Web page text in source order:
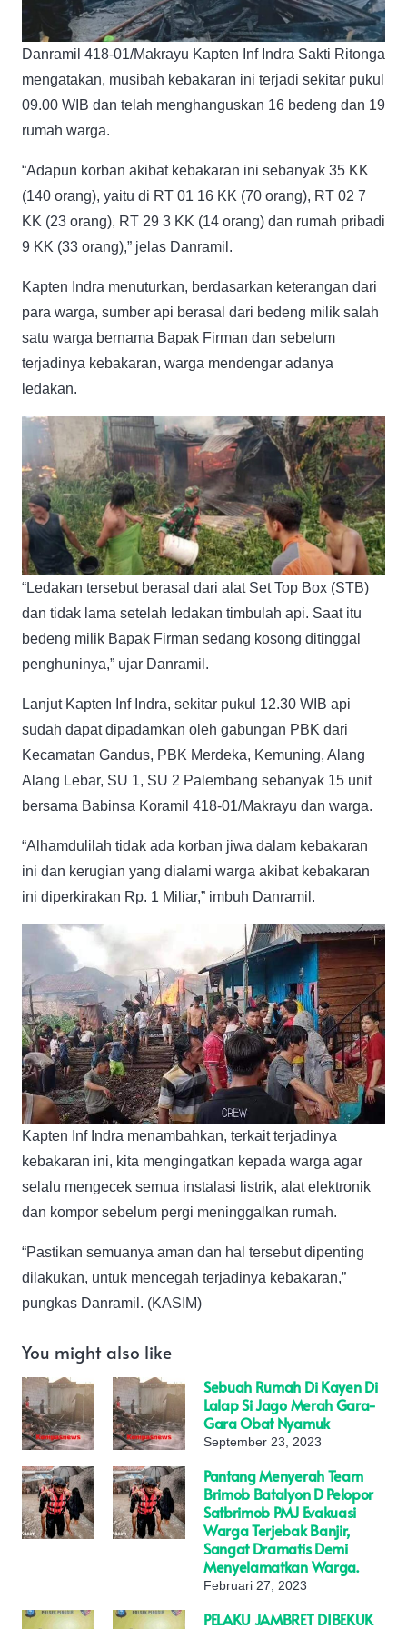
Danramil 418-01/Makrayu Kapten Inf Indra Sakti Ritonga
mengatakan, musibah kebakaran ini terjadi sekitar pukul
09.00 WIB dan telah menghanguskan 16 bedeng dan 19
rumah warga.
“Adapun korban akibat kebakaran ini sebanyak 35 KK
(140 orang), yaitu di RT 01 16 KK (70 orang), RT 02 7
KK (23 orang), RT 29 3 KK (14 orang) dan rumah pribadi
9 KK (33 orang),” jelas Danramil.
Kapten Indra menuturkan, berdasarkan keterangan dari
para warga, sumber api berasal dari bedeng milik salah
satu warga bernama Bapak Firman dan sebelum
terjadinya kebakaran, warga mendengar adanya
ledakan.
“Ledakan tersebut berasal dari alat Set Top Box (STB)
dan tidak lama setelah ledakan timbulah api. Saat itu
bedeng milik Bapak Firman sedang kosong ditinggal
penghuninya,” ujar Danramil.
Lanjut Kapten Inf Indra, sekitar pukul 12.30 WIB api
sudah dapat dipadamkan oleh gabungan PBK dari
Kecamatan Gandus, PBK Merdeka, Kemuning, Alang
Alang Lebar, SU 1, SU 2 Palembang sebanyak 15 unit
bersama Babinsa Koramil 418-01/Makrayu dan warga.
“Alhamdulilah tidak ada korban jiwa dalam kebakaran
ini dan kerugian yang dialami warga akibat kebakaran
ini diperkirakan Rp. 1 Miliar,” imbuh Danramil.
Kapten Inf Indra menambahkan, terkait terjadinya
kebakaran ini, kita mengingatkan kepada warga agar
selalu mengecek semua instalasi listrik, alat elektronik
dan kompor sebelum pergi meninggalkan rumah.
“Pastikan semuanya aman dan hal tersebut dipenting
dilakukan, untuk mencegah terjadinya kebakaran,”
pungkas Danramil. (KASIM)
You might also like
Sebuah Rumah Di Kayen Di
Lalap Si Jago Merah Gara-
Gara Obat Nyamuk
September 23, 2023
Pantang Menyerah Team
Brimob Batalyon D Pelopor
Satbrimob PMJ Evakuasi
Warga Terjebak Banjir,
Sangat Dramatis Demi
Menyelamatkan Warga.
Februari 27, 2023
PELAKU JAMBRET DIBEKUK